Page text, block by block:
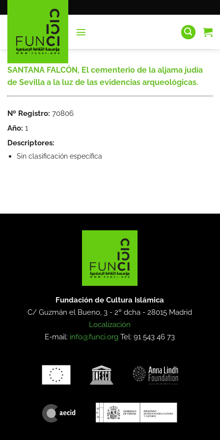
al
SANTANA FALCÓN, El cementerio de la aljama judía
de Sevilla a la luz de las evidencias arqueológicas.
Nº Registro: 70806
Año: 1
Descriptores:
Sin clasificación específica
Fundación de Cultura Islámica
C/ Guzmán el Bueno, 3 - 2º dcha -28015 Madrid
Localización
E-mail: info@funci.org Tel: 91 543 46 73